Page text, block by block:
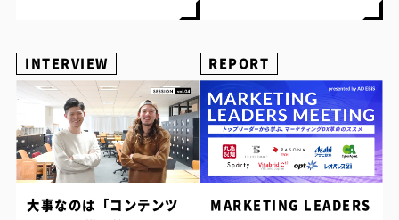
INTERVIEW
大事なのは「コンテンツ
REPORT
MARKETING LEADERS